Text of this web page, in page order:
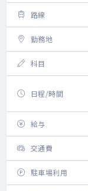
路線
勤務地
科目
日程/時間
給与
交通費
駐車場利用